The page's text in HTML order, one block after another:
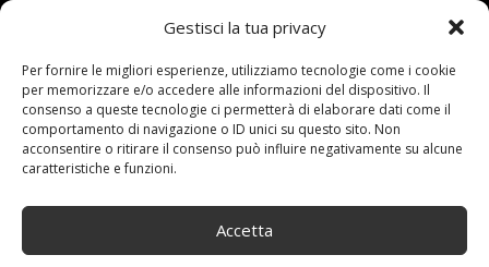
Gestisci la tua privacy
Per fornire le migliori esperienze, utilizziamo tecnologie come i cookie
per memorizzare e/o accedere alle informazioni del dispositivo. Il
consenso a queste tecnologie ci permetterà di elaborare dati come il
comportamento di navigazione o ID unici su questo sito. Non
acconsentire o ritirare il consenso può influire negativamente su alcune
caratteristiche e funzioni.
Accetta
11-02-23
By:redazione
Tag:Auto,Collezione, dAmore,dEpoca,Espressione,Giocattoli,KIT,
Koenigsegg ,Lega, Modellini,modello, Ornamenti,REGERA,
Simulazione,Supercar
KIT DI GIOCATTOLI PER